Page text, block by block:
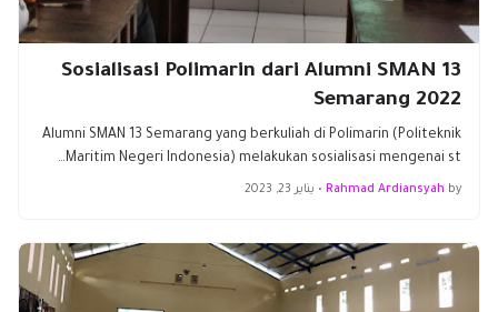
Sosialisasi Polimarin dari Alumni SMAN 13
Semarang 2022
Alumni SMAN 13 Semarang yang berkuliah di Polimarin (Politeknik
Maritim Negeri Indonesia) melakukan sosialisasi mengenai st…
by
Rahmad Ardiansyah
• يناير 23, 2023